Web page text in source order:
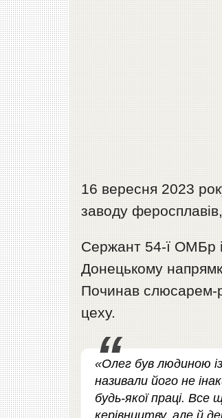
16 вересня 2023
заводу
Сержант 54-ї ОМБр
Донецькому
Починав слюсарем-
цеху.
«Олег був людиною
називали його не
будь-якої праці.